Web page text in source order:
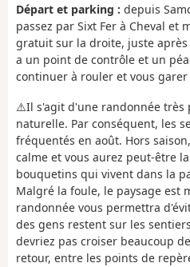
Départ et parking : depuis
passez par Sixt Fer à Cheval et
gratuit sur la droite, juste
a un point de contrôle et un
continuer à rouler et vous
⚠️Il s'agit d'une randonnée très
naturelle. Par conséquent, les
fréquentés en août. Hors
calme et vous aurez peut-être
bouquetins qui vivent dans la
Malgré la foule, le paysage est
randonnée vous permettra
des gens restent sur les
devriez pas croiser beaucoup
retour, entre les points de